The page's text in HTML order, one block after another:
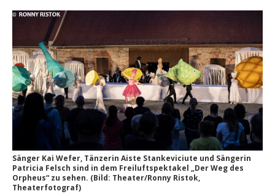
Sänger Kai Wefer, Tänzerin Aiste Stankeviciute und Sängerin
Patricia Felsch sind in dem Freiluftspektakel „Der Weg des
Orpheus“ zu sehen. (Bild: Theater/Ronny Ristok,
Theaterfotograf)